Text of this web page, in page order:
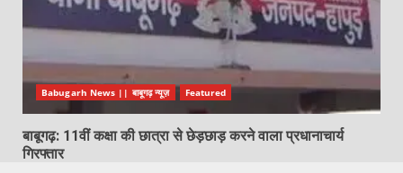
Babugarh News || बाबूगढ़ न्यूज़ Featured
बाबूगढ़: 11वीं कक्षा की छात्रा से छेड़छाड़ करने वाला प्रधानाचार्य
गिरफ्तार